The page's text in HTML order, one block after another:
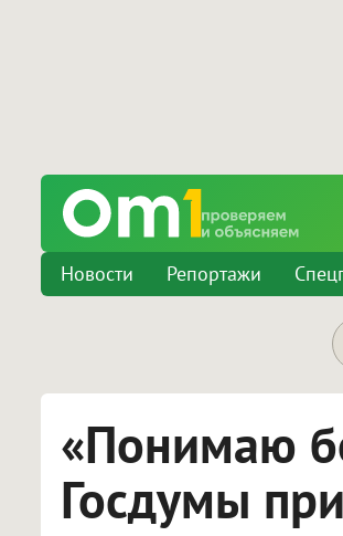
Новости Репортажи
«Понимаю
Госдумы